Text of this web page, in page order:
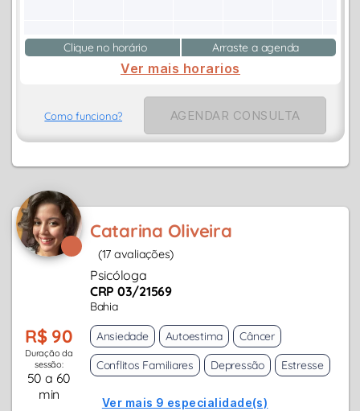
Clique no horário Arraste a agenda
Ver mais horarios
Como funciona? AGENDAR CONSULTA
Catarina Oliveira
(17 avaliações)
Psicóloga
CRP 03/21569
Bahia
R$ 90
Duração da
sessão:
50 a 60
min
Ansiedade Autoestima
Câncer
Conflitos Familiares
Depressão Estresse
Ver mais 9 especialidade(s)